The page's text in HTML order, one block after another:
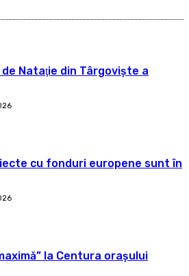
Nataţie din Târgovişte a
cu fonduri europene sunt în
la Centura oraşului